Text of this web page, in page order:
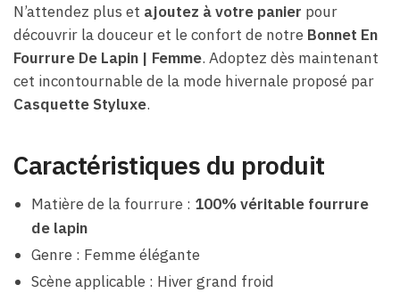
N’attendez plus et ajoutez à votre panier pour
découvrir la douceur et le confort de notre Bonnet En
Fourrure De Lapin | Femme. Adoptez dès maintenant
cet incontournable de la mode hivernale proposé par
Casquette Styluxe.
Caractéristiques du produit
Matière de la fourrure : 100% véritable fourrure
de lapin
Genre : Femme élégante
Scène applicable : Hiver grand froid